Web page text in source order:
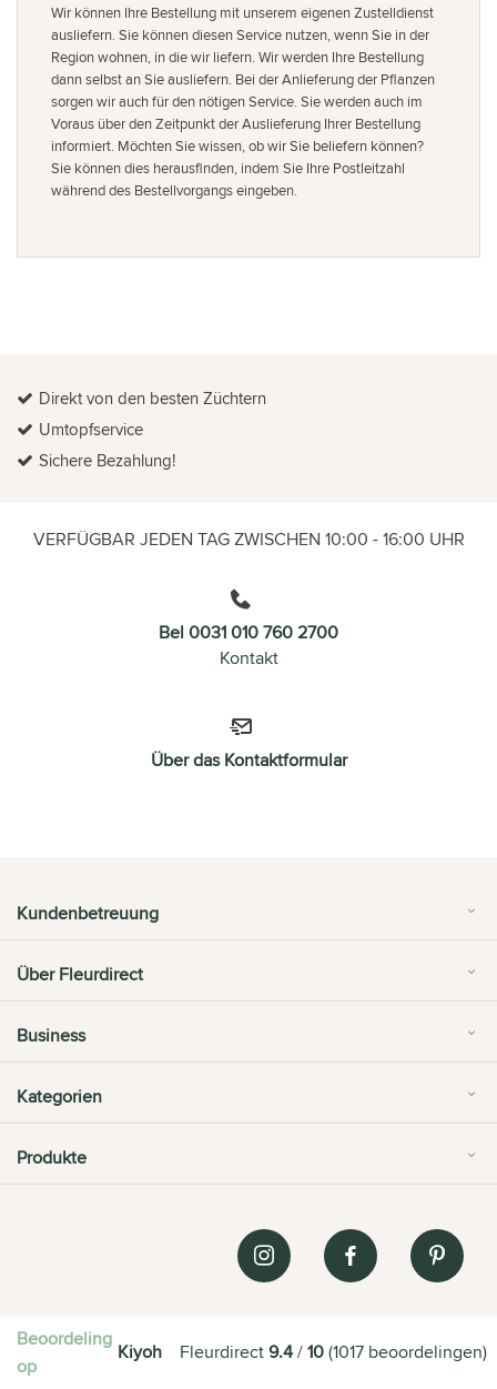
Wir können Ihre Bestellung mit unserem eigenen Zustelldienst
ausliefern. Sie können diesen Service nutzen, wenn Sie in der
Region wohnen, in die wir liefern. Wir werden Ihre Bestellung
dann selbst an Sie ausliefern. Bei der Anlieferung der Pflanzen
sorgen wir auch für den nötigen Service. Sie werden auch im
Voraus über den Zeitpunkt der Auslieferung Ihrer Bestellung
informiert. Möchten Sie wissen, ob wir Sie beliefern können?
Sie können dies herausfinden, indem Sie Ihre Postleitzahl
während des Bestellvorgangs eingeben.
Direkt von den besten Züchtern
Umtopfservice
Sichere Bezahlung!
VERFÜGBAR JEDEN TAG ZWISCHEN 10:00 - 16:00 UHR
Bel 0031 010 760 2700
Kontakt
Über das Kontaktformular
Kundenbetreuung
Über Fleurdirect
Business
Kategorien
Produkte
Beoordeling
op
Kiyoh Fleurdirect9.4/10(1017 beoordelingen)